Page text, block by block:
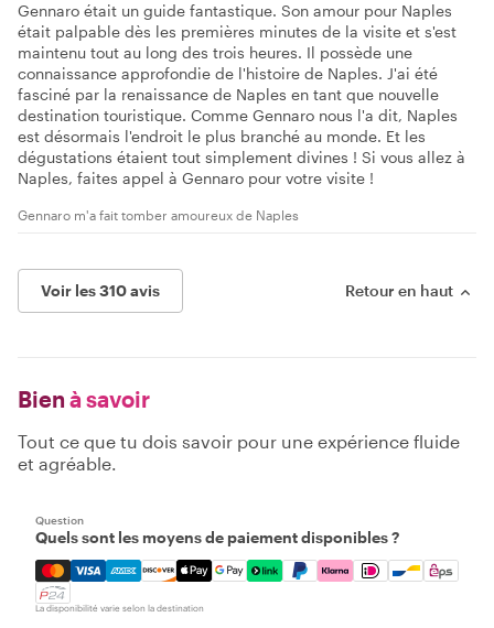
Gennaro était un guide fantastique. Son amour pour Naples
était palpable dès les premières minutes de la visite et s'est
maintenu tout au long des trois heures. Il possède une
connaissance approfondie de l'histoire de Naples. J'ai été
fasciné par la renaissance de Naples en tant que nouvelle
destination touristique. Comme Gennaro nous l'a dit, Naples
est désormais l'endroit le plus branché au monde. Et les
dégustations étaient tout simplement divines ! Si vous allez à
Naples, faites appel à Gennaro pour votre visite !
Gennaro m'a fait tomber amoureux de Naples
Voir les 310 avis Retour en haut
Bien à savoir
Tout ce que tu dois savoir pour une expérience fluide
et agréable.
Question
Quels sont les moyens de paiement disponibles ?
Mastercard, Visa, Amex, Discover, Apple Pay, Google
La disponibilité varie selon la destination